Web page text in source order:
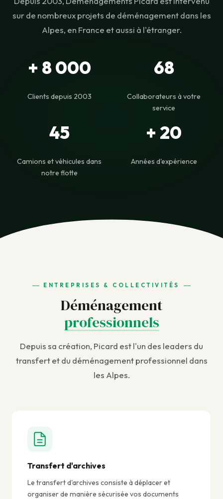
sur de nombreux projets de déménagement dans les
Alpes, en France et aussi à l'étranger.
+ 8 000
Clients depuis 2003
68
Collaborateurs à votre
service
45
Camions et véhicules dans
notre flotte
+ 20
Années d'expérience
ENTREPRISES & COLLECTIVITÉS
Déménagement
professionnels
Depuis sa création, Picard est l'un des leaders du
transfert et du déménagement professionnel dans
les Alpes.
Transfert d'archives
Le transfert d'archives consiste à déplacer et
organiser de manière sécurisée vos documents